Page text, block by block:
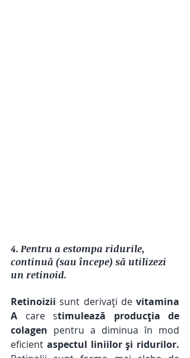
4. Pentru a estompa ridurile,
continuă (sau începe) să utilizezi
un retinoid.
Retinoizii sunt derivați de vitamina
A care stimulează producția de
colagen pentru a diminua în mod
eficient aspectul liniilor și ridurilor.